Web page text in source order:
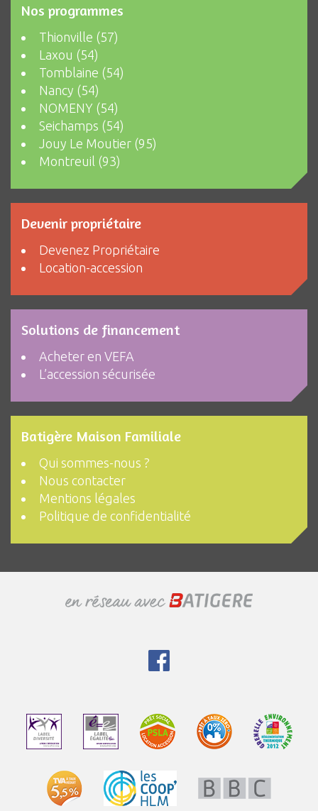
Nos programmes
Thionville (57)
Laxou (54)
Tomblaine (54)
Nancy (54)
NOMENY (54)
Seichamps (54)
Jouy Le Moutier (95)
Montreuil (93)
Devenir propriétaire
Devenez Propriétaire
Location-accession
Solutions de financement
Acheter en VEFA
L’accession sécurisée
Batigère Maison Familiale
Qui sommes-nous ?
Nous contacter
Mentions légales
Politique de confidentialité